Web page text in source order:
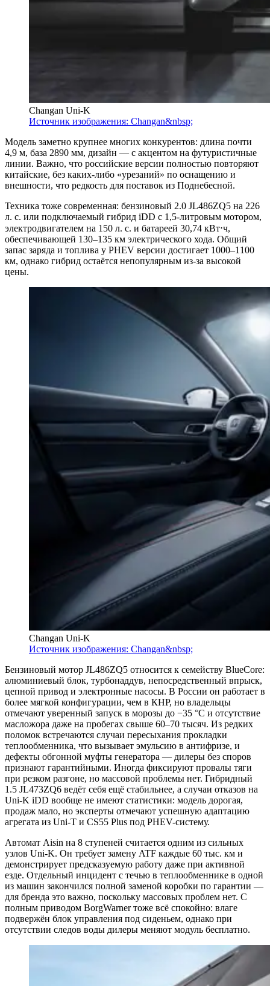
Changan Uni-K
Источник изображения: Changan&nbsp;
Модель заметно крупнее многих конкурентов: длина почти
4,9 м, база 2890 мм, дизайн — с акцентом на футуристичные
линии. Важно, что российские версии полностью повторяют
китайские, без каких-либо «урезаний» по оснащению и
внешности, что редкость для поставок из Поднебесной.
Техника тоже современная: бензиновый 2.0 JL486ZQ5 на 226
л. с. или подключаемый гибрид iDD с 1,5-литровым мотором,
электродвигателем на 150 л. с. и батареей 30,74 кВт⋅ч,
обеспечивающей 130–135 км электрического хода. Общий
запас заряда и топлива у PHEV версии достигает 1000–1100
км, однако гибрид остаётся непопулярным из-за высокой
цены.
Changan Uni-K
Источник изображения: Changan&nbsp;
Бензиновый мотор JL486ZQ5 относится к семейству BlueCore:
алюминиевый блок, турбонаддув, непосредственный впрыск,
цепной привод и электронные насосы. В России он работает в
более мягкой конфигурации, чем в КНР, но владельцы
отмечают уверенный запуск в морозы до −35 °C и отсутствие
масложора даже на пробегах свыше 60–70 тысяч. Из редких
поломок встречаются случаи пересыхания прокладки
теплообменника, что вызывает эмульсию в антифризе, и
дефекты обгонной муфты генератора — дилеры без споров
признают гарантийными. Иногда фиксируют провалы тяги
при резком разгоне, но массовой проблемы нет. Гибридный
1.5 JL473ZQ6 ведёт себя ещё стабильнее, а случаи отказов на
Uni-K iDD вообще не имеют статистики: модель дорогая,
продаж мало, но эксперты отмечают успешную адаптацию
агрегата из Uni-T и CS55 Plus под PHEV-систему.
Автомат Aisin на 8 ступеней считается одним из сильных
узлов Uni-K. Он требует замену ATF каждые 60 тыс. км и
демонстрирует предсказуемую работу даже при активной
езде. Отдельный инцидент с течью в теплообменнике в одной
из машин закончился полной заменой коробки по гарантии —
для бренда это важно, поскольку массовых проблем нет. С
полным приводом BorgWarner тоже всё спокойно: влаге
подвержён блок управления под сиденьем, однако при
отсутствии следов воды дилеры меняют модуль бесплатно.